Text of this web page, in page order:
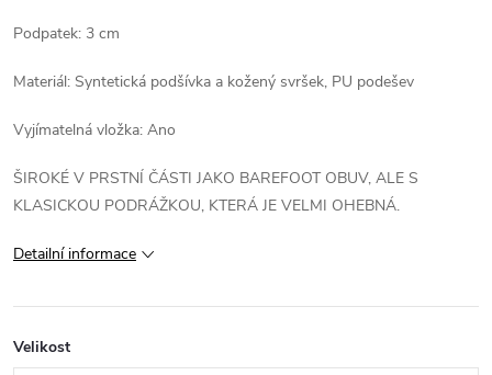
Podpatek: 3 cm
Materiál: Syntetická podšívka a kožený svršek, PU podešev
Vyjímatelná vložka: Ano
ŠIROKÉ V PRSTNÍ ČÁSTI JAKO BAREFOOT OBUV, ALE S
KLASICKOU PODRÁŽKOU, KTERÁ JE VELMI OHEBNÁ.
Detailní informace
Velikost